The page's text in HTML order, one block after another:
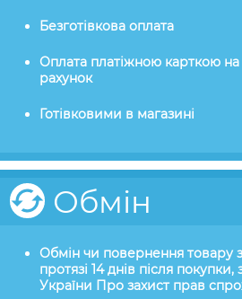
Безготівкова оплата
Оплата платіжною карткою
рахунок
Готівковими в магазині
Обмін
Обмін чи повернення товару
протязі 14 днів після покупки,
України Про захист прав